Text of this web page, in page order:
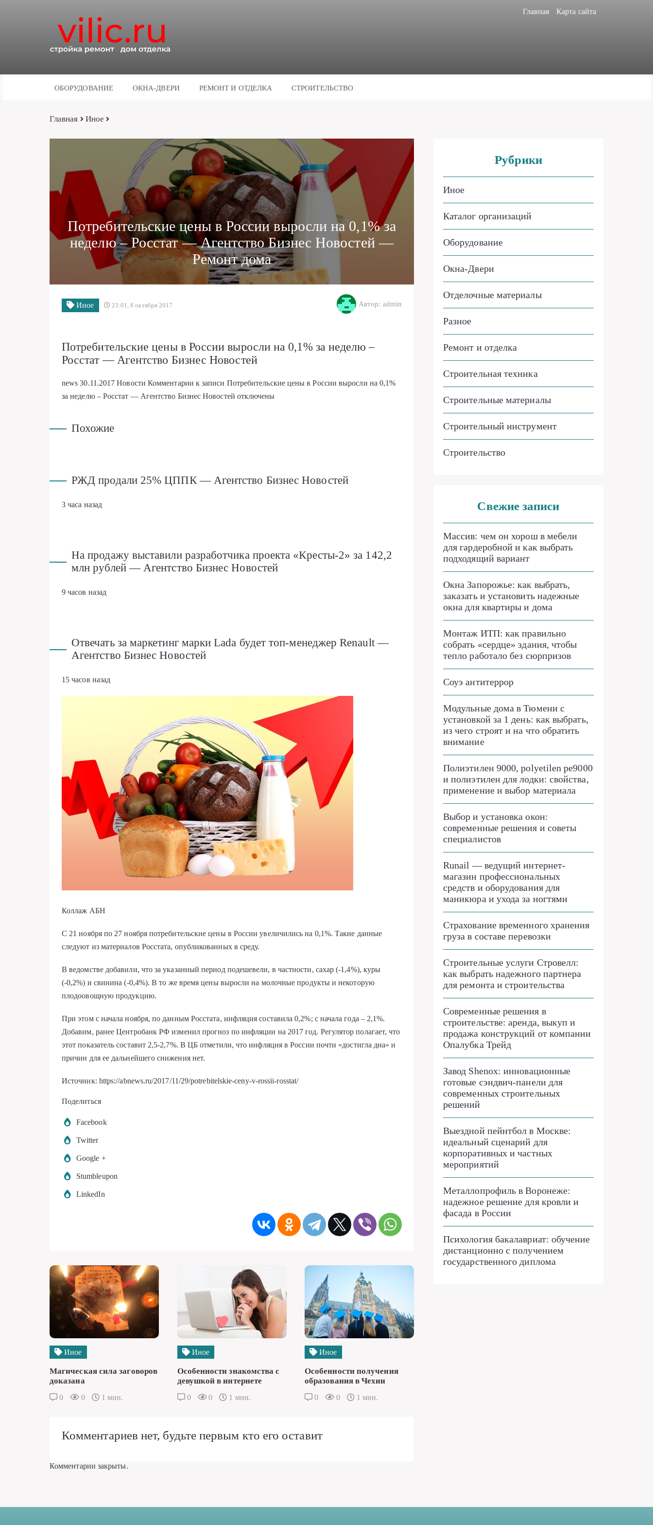
Главная Карта сайта
ОБОРУДОВАНИЕ ОКНА-ДВЕРИ РЕМОНТ И ОТДЕЛКА СТРОИТЕЛЬСТВО
Главная Иное
Потребительские цены в России выросли на 0,1% за
неделю – Росстат — Агентство Бизнес Новостей —
Ремонт дома
Иное 23:01, 8 октября 2017 Автор: admin
Потребительские цены в России выросли на 0,1% за неделю –
Росстат — Агентство Бизнес Новостей
news30.11.2017 Новости Комментарии к записи Потребительские цены в России выросли на 0,1%
за неделю – Росстат — Агентство Бизнес Новостей отключены
Похожие
РЖД продали 25% ЦППК — Агентство Бизнес Новостей
3 часа назад
На продажу выставили разработчика проекта «Кресты-2» за 142,2
млн рублей — Агентство Бизнес Новостей
9 часов назад
Отвечать за маркетинг марки Lada будет топ-менеджер Renault —
Агентство Бизнес Новостей
15 часов назад
Коллаж АБН
С 21 ноября по 27 ноября потребительские цены в России увеличились на 0,1%. Такие данные
следуют из материалов Росстата, опубликованных в среду.
В ведомстве добавили, что за указанный период подешевели, в частности, сахар (-1,4%), куры
(-0,2%) и свинина (-0,4%). В то же время цены выросли на молочные продукты и некоторую
плодоовощную продукцию.
При этом с начала ноября, по данным Росстата, инфляция составила 0,2%; с начала года – 2,1%.
Добавим, ранее Центробанк РФ изменил прогноз по инфляции на 2017 год. Регулятор полагает, что
этот показатель составит 2,5-2,7%. В ЦБ отметили, что инфляция в России почти «достигла дна» и
причин для ее дальнейшего снижения нет.
Источник: https://abnews.ru/2017/11/29/potrebitelskie-ceny-v-rossii-rosstat/
Поделиться
Facebook
Twitter
Google +
Stumbleupon
LinkedIn
Иное
Магическая сила заговоров
доказана
0 0 1 мин.
Иное
Особенности знакомства с
девушкой в интернете
0 0 1 мин.
Иное
Особенности получения
образования в Чехии
0 0 1 мин.
Комментариев нет, будьте первым кто его оставит
Комментарии закрыты.
Рубрики
Иное
Каталог организаций
Оборудование
Окна-Двери
Отделочные материалы
Разное
Ремонт и отделка
Строительная техника
Строительные материалы
Строительный инструмент
Строительство
Свежие записи
Массив: чем он хорош в мебели
для гардеробной и как выбрать
подходящий вариант
Окна Запорожье: как выбрать,
заказать и установить надежные
окна для квартиры и дома
Монтаж ИТП: как правильно
собрать «сердце» здания, чтобы
тепло работало без сюрпризов
Соуэ антитеррор
Модульные дома в Тюмени с
установкой за 1 день: как выбрать,
из чего строят и на что обратить
внимание
Полиэтилен 9000, polyetilen pe9000
и полиэтилен для лодки: свойства,
применение и выбор материала
Выбор и установка окон:
современные решения и советы
специалистов
Runail — ведущий интернет-
магазин профессиональных
средств и оборудования для
маникюра и ухода за ногтями
Страхование временного хранения
груза в составе перевозки
Строительные услуги Стровелл:
как выбрать надежного партнера
для ремонта и строительства
Современные решения в
строительстве: аренда, выкуп и
продажа конструкций от компании
Опалубка Трейд
Завод Shenox: инновационные
готовые сэндвич-панели для
современных строительных
решений
Выездной пейнтбол в Москве:
идеальный сценарий для
корпоративных и частных
мероприятий
Металлопрофиль в Воронеже:
надежное решение для кровли и
фасада в России
Психология бакалавриат: обучение
дистанционно с получением
государственного диплома